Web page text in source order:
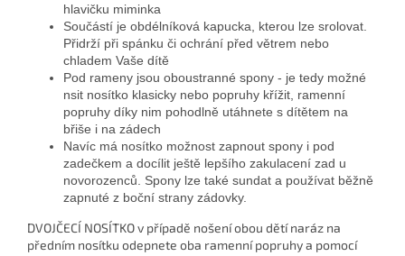
hlavičku miminka
Součástí je obdélníková kapucka, kterou lze srolovat.
Přidrží při spánku či ochrání před větrem nebo
chladem Vaše dítě
Pod rameny jsou oboustranné spony - je tedy možné
nsit nosítko klasicky nebo popruhy křížit, ramenní
popruhy díky nim pohodlně utáhnete s dítětem na
břiše i na zádech
Navíc má nosítko možnost zapnout spony i pod
zadečkem a docílit ještě lepšího zakulacení zad u
novorozenců. Spony lze také sundat a používat běžně
zapnuté z boční strany zádovky.
DVOJČECÍ NOSÍTKO v případě nošení obou dětí naráz na
předním nosítku odepnete oba ramenní popruhy a pomocí